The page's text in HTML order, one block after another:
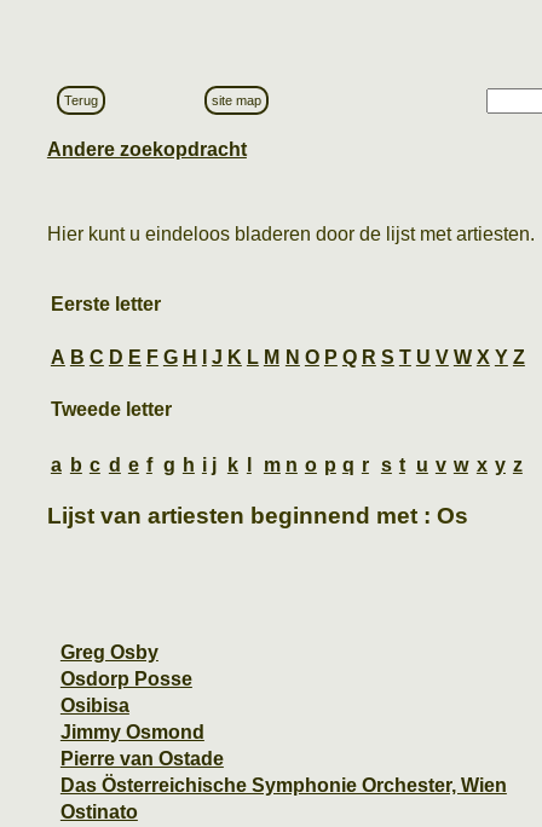
Terug site map
Andere zoekopdracht
Hier kunt u eindeloos bladeren door de lijst met artiesten.
Eerste letter
A B C D E F G H J K L M N O P Q R S T U V W X Y Z
Tweede letter
a b c d e f g h i j k m n o p q r s t u v w x y z
Lijst van artiesten beginnend met : Os
Greg Osby
Osdorp Posse
Osibisa
Jimmy Osmond
Pierre van Ostade
Das Österreichische Symphonie Orchester, Wien
Ostinato